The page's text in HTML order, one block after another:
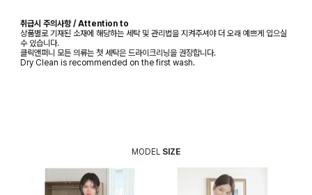
취급시 주의사항 / Attention to
상품별로 기재된 소재에 해당하는 세탁 및 관리법을 지켜주셔야 더 오래 예쁘게 입으실
수 있습니다.
클릭앤퍼니 모든 의류는 첫 세탁은 드라이크리닝을 권장합니다.
Dry Clean is recommended on the first wash.
MODEL SIZE